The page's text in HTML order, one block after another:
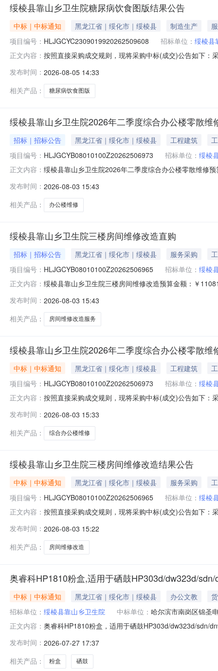
绥棱县靠山乡卫生院糖尿病饮食图版结果公告
中标｜中标通知 黑龙江省｜绥化市｜绥棱县 制造生产
项目编号： HLJGCYC2309019920262509608 招标单位： 绥棱县
正文内容： 按照直接采购成交规则，现将采购中标(成交)公告如下
2026-08-0527000.00%
发布时间： 2026-08-05 14:33
相关产品：
糖尿病饮食图版
绥棱县靠山乡卫生院2026年二季度综合办公楼零散维
招标｜招标公告 黑龙江省｜绥化市｜绥棱县 工程建筑
项目编号： HLJGCYB08010100Z20262506973 招标单位： 绥棱
正文内容： 绥棱县靠山乡卫生院2026年二季度综合办公楼零散维修
求：无。三、特定的资格要求：无。四、本项目不接受
号：HLJGCYB0
发布时间： 2026-08-03 15:43
相关产品：
办公楼维修
绥棱县靠山乡卫生院三楼房间维修改造直购
招标｜招标公告 黑龙江省｜绥化市｜绥棱县 服务采购
项目编号： HLJGCYB08010100Z20262506965 招标单位： 绥棱
正文内容： 绥棱县靠山乡卫生院三楼房间维修改造预算金额：￥
要求：无。四、本项目不接受联合体参与异议处理项：
HLJGCYB08010100Z20262
发布时间： 2026-08-03 15:43
相关产品：
房间维修改造服务
绥棱县靠山乡卫生院2026年二季度综合办公楼零散维
中标｜中标通知 黑龙江省｜绥化市｜绥棱县 工程建筑
项目编号： HLJGCYB08010100Z20262506973 招标单位： 绥棱
正文内容： 按照直接采购成交规则，现将采购中标(成交)公告如下
材东建筑装饰有限公司中选2026-08-0369050.00%
发布时间： 2026-08-03 15:33
相关产品：
综合办公楼维修
绥棱县靠山乡卫生院三楼房间维修改造结果公告
中标｜中标通知 黑龙江省｜绥化市｜绥棱县 服务采购
项目编号： HLJGCYB08010100Z20262506965 招标单位： 绥棱
正文内容： 按照直接采购成交规则，现将采购中标(成交)公告如下
有限公司中选2026-08-03110810.00%
发布时间： 2026-08-03 15:22
相关产品：
房间维修改造
奥睿科HP1810粉盒,适用于硒鼓HP303d/dw323d/
中标｜中标通知 黑龙江省｜绥化市｜绥棱县 办公文教
招标单位： 绥棱县靠山乡卫生院 中标单位： 哈尔滨市南岗区锦圣
正文内容： 奥睿科HP1810粉盒，适用于硒鼓HP303d/dw323d/sdn/
发布时间： 2026-07-27 17:37
相关产品：
粉盒 硒鼓